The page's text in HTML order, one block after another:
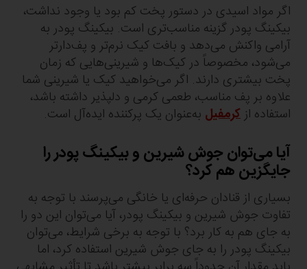
اگر مواد اسیدی در دستور پخت کم بود یا وجود نداشت،
بیکینگ پودر گزینه مناسب‌تری است. بیکینگ پودر به
آرامی واکنش می‌دهد و بافت کیک نرم‌تر و پف‌دارتر
می‌شود، مخصوصاً در کیک‌ها و شیرینی‌هایی که زمان
پخت بیشتری دارند. اگر می‌خواهید کیک یا شیرینی شما
علاوه بر پف مناسب، طعمی کرمی و دلپذیر داشته باشد،
استفاده از کرمفیل به‌عنوان یک پرکننده ایده‌آل است.
آیا می‌توان جوش شیرین و بیکینگ پودر را
جایگزین هم کرد؟
بسیاری از قنادان حرفه‌ای یا خانگی می‌پرسند با توجه به
تفاوت جوش شیرین و بیکینگ پودر، آیا می‌توان این دو را
به جای هم به کار برد؟ با توجه به برخی شرایط، می‌توان
بیکینگ پودر را به جای جوش شیرین استفاده کرد، اما